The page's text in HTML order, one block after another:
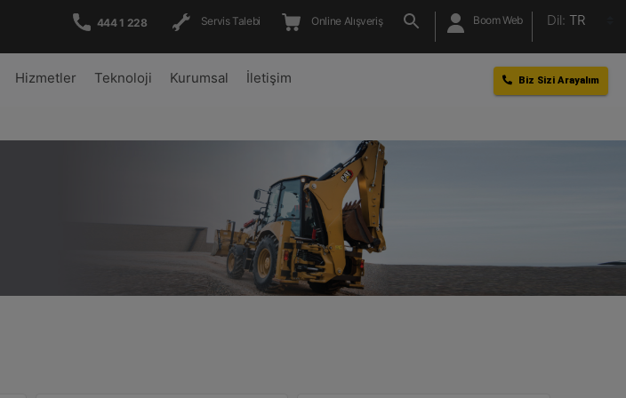
444 1 228 Servis Talebi Online Alışveriş Boom Web Dil: TR
Hizmetler Teknoloji Kurumsal İletişim Biz Sizi Arayalım